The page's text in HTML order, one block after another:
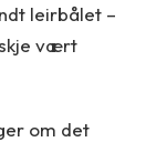
leirbålet –
vært
om det